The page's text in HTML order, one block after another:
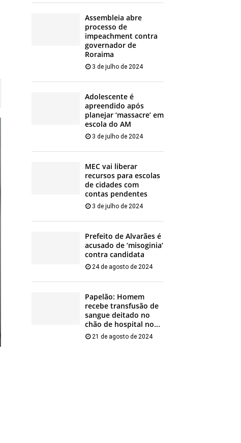
Assembleia abre
processo de
impeachment contra
governador de
Roraima
3 de julho de 2024
Adolescente é
apreendido após
planejar ‘massacre’ em
escola do AM
3 de julho de 2024
MEC vai liberar
recursos para escolas
de cidades com
contas pendentes
3 de julho de 2024
Prefeito de Alvarães é
acusado de ‘misoginia’
contra candidata
24 de agosto de 2024
Papelão: Homem
recebe transfusão de
sangue deitado no
chão de hospital no...
21 de agosto de 2024